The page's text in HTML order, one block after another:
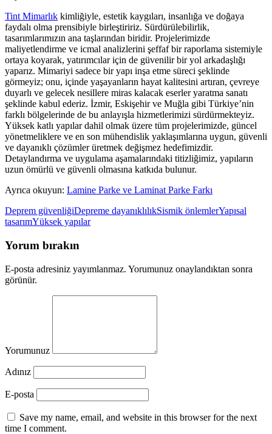
Tint Mimarlık kimliğiyle, estetik kaygıları, insanlığa ve doğaya
faydalı olma prensibiyle birleştiririz. Sürdürülebilirlik,
tasarımlarımızın ana taşlarından biridir. Projelerimizde
maliyetlendirme ve icmal analizlerini şeffaf bir raporlama sistemiyle
ortaya koyarak, yatırımcılar için de güvenilir bir yol arkadaşlığı
yaparız. Mimariyi sadece bir yapı inşa etme süreci şeklinde
görmeyiz; onu, içinde yaşayanların hayat kalitesini artıran, çevreye
duyarlı ve gelecek nesillere miras kalacak eserler yaratma sanatı
şeklinde kabul ederiz. İzmir, Eskişehir ve Muğla gibi Türkiye’nin
farklı bölgelerinde de bu anlayışla hizmetlerimizi sürdürmekteyiz.
Yüksek katlı yapılar dahil olmak üzere tüm projelerimizde, güncel
yönetmeliklere ve en son mühendislik yaklaşımlarına uygun, güvenli
ve dayanıklı çözümler üretmek değişmez hedefimizdir.
Detaylandırma ve uygulama aşamalarındaki titizliğimiz, yapıların
uzun ömürlü ve güvenli olmasına katkıda bulunur.
Ayrıca okuyun: Lamine Parke ve Laminat Parke Farkı
Deprem güvenliğiDepreme dayanıklılıkSismik önlemlerYapısal
tasarımYüksek yapılar
Yorum bırakın
E-posta adresiniz yayımlanmaz. Yorumunuz onaylandıktan sonra
görünür.
Yorumunuz
Adınız
E-posta
Save my name, email, and website in this browser for the next
time I comment.